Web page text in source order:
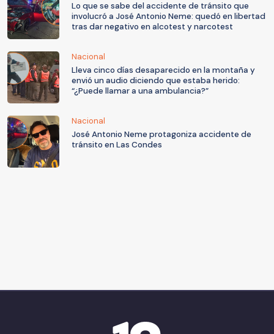
Lo que se sabe del accidente de tránsito que
involucró a José Antonio Neme: quedó en libertad
tras dar negativo en alcotest y narcotest
Nacional
Lleva cinco días desaparecido en la montaña y
envió un audio diciendo que estaba herido:
“¿Puede llamar a una ambulancia?”
Nacional
José Antonio Neme protagoniza accidente de
tránsito en Las Condes